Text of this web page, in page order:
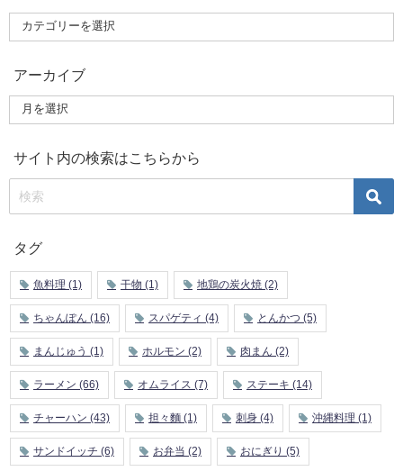
アーカイブ
サイト内の検索はこちらから
タグ
魚料理 (1) 干物 (1) 地鶏の炭火焼 (2)
ちゃんぽん (16) スパゲティ (4) とんかつ (5)
まんじゅう (1) ホルモン (2) 肉まん (2)
ラーメン (66) オムライス (7) ステーキ (14)
チャーハン (43) 担々麵 (1) 刺身 (4) 沖縄料理 (1)
サンドイッチ (6) お弁当 (2) おにぎり (5)